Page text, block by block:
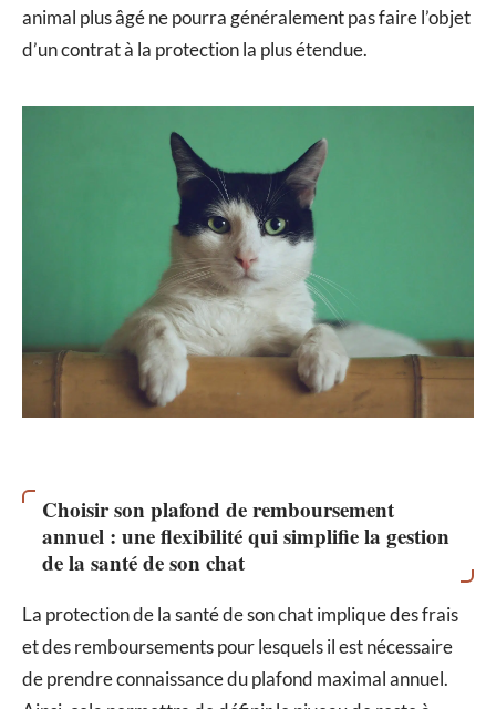
animal plus âgé ne pourra généralement pas faire l’objet
d’un contrat à la protection la plus étendue.
Choisir son plafond de remboursement
annuel : une flexibilité qui simplifie la gestion
de la santé de son chat
La protection de la santé de son chat implique des frais
et des remboursements pour lesquels il est nécessaire
de prendre connaissance du plafond maximal annuel.